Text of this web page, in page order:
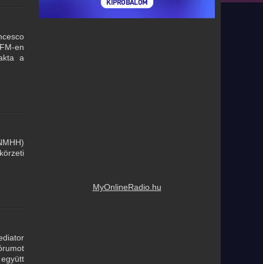
MyOnlineRadio.hu
en
a